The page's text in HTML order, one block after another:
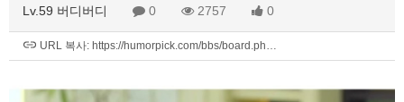
Lv.59 버디버디 0 2757 0
URL 복사: https://humorpick.com/bbs/board.ph…